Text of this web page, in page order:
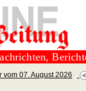
vom 07. August 2026